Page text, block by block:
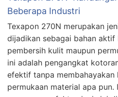
Beberapa Industri
Texapon 270N merupakan
dijadikan sebagai bahan
pembersih kulit maupun
ini adalah pengangkat
efektif tanpa membahayakan
permukaan material apa pun.